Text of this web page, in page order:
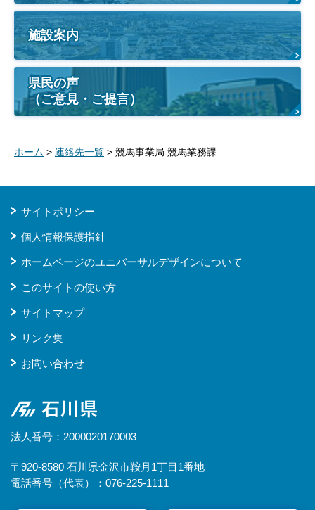
施設案内
県民の声
（ご意見・ご提言）
ホーム > 連絡先一覧 > 競馬事業局 競馬業務課
サイトポリシー
個人情報保護指針
ホームページのユニバーサルデザインについて
このサイトの使い方
サイトマップ
リンク集
お問い合わせ
石川県
法人番号：2000020170003
〒920-8580 石川県金沢市鞍月1丁目1番地
電話番号（代表）：076-225-1111